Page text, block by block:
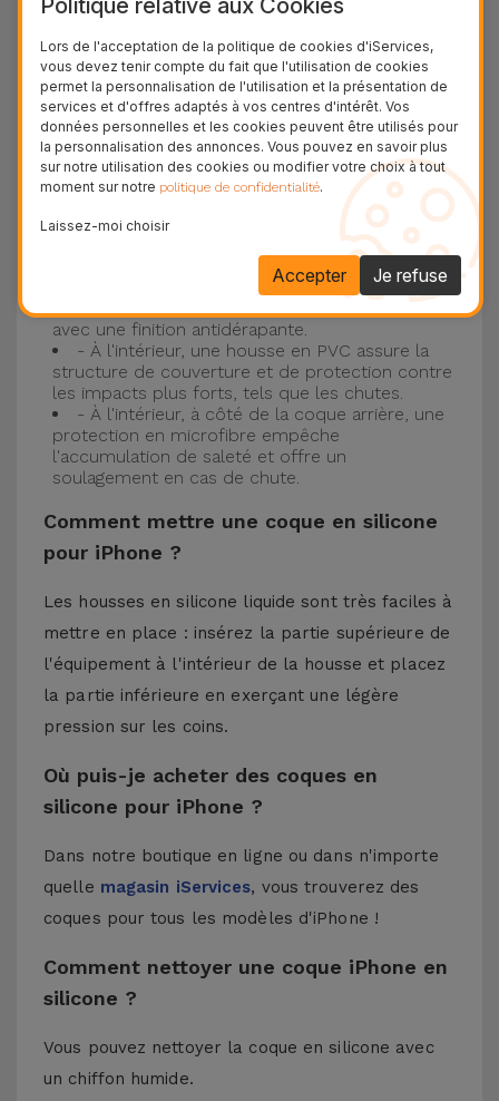
Protection à 3 couches avec coques en
silicone
Nos coques en silicone pour iPhone ont une
construction robuste et de qualité, avec une
construction à trois couches, pour éviter au
maximum les accidents et les casses !
- Une première couche de silicone liquide
donne de la couleur et une couverture
complète à la coque arrière et au bord latéral de
votre smartphone. C'est un matériau résistant,
avec une finition antidérapante.
- À l'intérieur, une housse en PVC assure la
structure de couverture et de protection contre
les impacts plus forts, tels que les chutes.
- À l'intérieur, à côté de la coque arrière, une
protection en microfibre empêche
l'accumulation de saleté et offre un
soulagement en cas de chute.
Comment mettre une coque en silicone
pour iPhone ?
Les housses en silicone liquide sont très faciles à
mettre en place : insérez la partie supérieure de
l'équipement à l'intérieur de la housse et placez
la partie inférieure en exerçant une légère
pression sur les coins.
Où puis-je acheter des coques en
silicone pour iPhone ?
Dans notre boutique en ligne ou dans n'importe
quelle magasin iServices, vous trouverez des
coques pour tous les modèles d'iPhone !
Comment nettoyer une coque iPhone en
silicone ?
Vous pouvez nettoyer la coque en silicone avec
un chiffon humide.
Lors de l'acceptation de la politique de cookies d'iServices,
vous devez tenir compte du fait que l'utilisation de cookies
permet la personnalisation de l'utilisation et la présentation de
services et d'offres adaptés à vos centres d'intérêt. Vos
données personnelles et les cookies peuvent être utilisés pour
la personnalisation des annonces. Vous pouvez en savoir plus
sur notre utilisation des cookies ou modifier votre choix à tout
moment sur notre politique de confidentialité.
Laissez-moi choisir
Je refuse
Accepter